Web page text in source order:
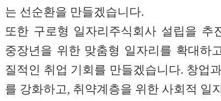
는 선순환을 만들겠습니다.
또한 구로형 일자리주식회사 설립을 추
중장년을 위한 맞춤형 일자리를 확대하
질적인 취업 기회를 만들겠습니다. 창업
를 강화하고, 취약계층을 위한 사회적 일